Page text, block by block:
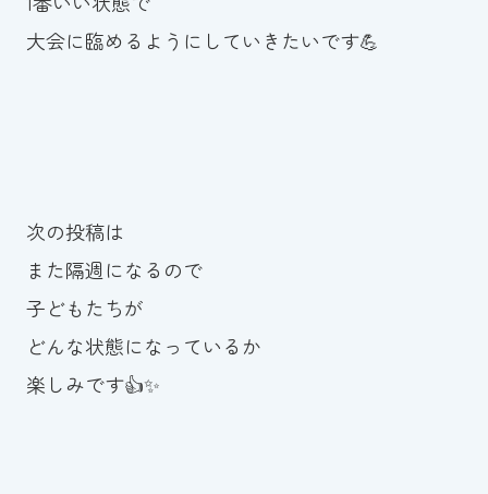
大会に臨めるようにしていきたいです💪
次の投稿は
また隔週になるので
子どもたちが
どんな状態になっているか
楽しみです👍✨